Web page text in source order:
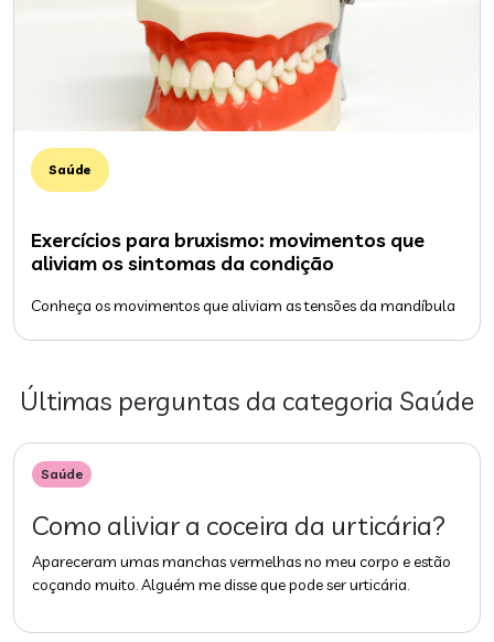
Saúde
Exercícios para bruxismo: movimentos que
aliviam os sintomas da condição
Conheça os movimentos que aliviam as tensões da mandíbula
Últimas perguntas da categoria Saúde
Saúde
Como aliviar a coceira da urticária?
Apareceram umas manchas vermelhas no meu corpo e estão
coçando muito. Alguém me disse que pode ser urticária.